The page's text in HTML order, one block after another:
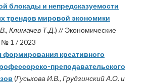
блокады и непредсказуемости
трендов мировой экономики
Климачев Т.Д.) // Экономические
№ 1 / 2023
формирования креативного
преподавательского
(Гуськова И.В., Грудзинский А.О. и